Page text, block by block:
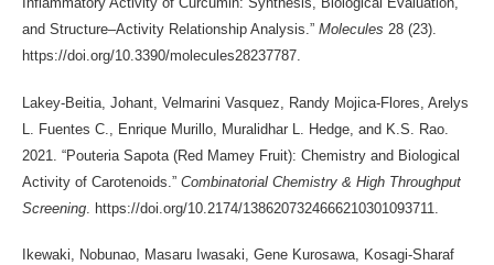
and Structure–Activity Relationship Analysis.” Molecules 28 (23).
https://doi.org/10.3390/molecules28237787.
Lakey-Beitia, Johant, Velmarini Vasquez, Randy Mojica-Flores, Arelys
L. Fuentes C., Enrique Murillo, Muralidhar L. Hedge, and K.S. Rao.
2021. “Pouteria Sapota (Red Mamey Fruit): Chemistry and Biological
Activity of Carotenoids.” Combinatorial Chemistry & High Throughput
Screening . https://doi.org/10.2174/1386207324666210301093711.
Ikewaki, Nobunao, Masaru Iwasaki, Gene Kurosawa, Kosagi-Sharaf